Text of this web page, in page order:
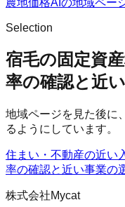
農地価格AI の地域ペー
Selection
宿毛の固定資
率の確認と近
地域ページを見た後に
るようにしています。
住まい・不動産の近い
率の確認と近い事業の
株式会社Mycat